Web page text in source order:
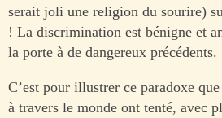
serait joli une religion du sourire)
! La discrimination est bénigne et
la porte à de dangereux précédents.
C’est pour illustrer ce paradoxe
à travers le monde ont tenté, avec